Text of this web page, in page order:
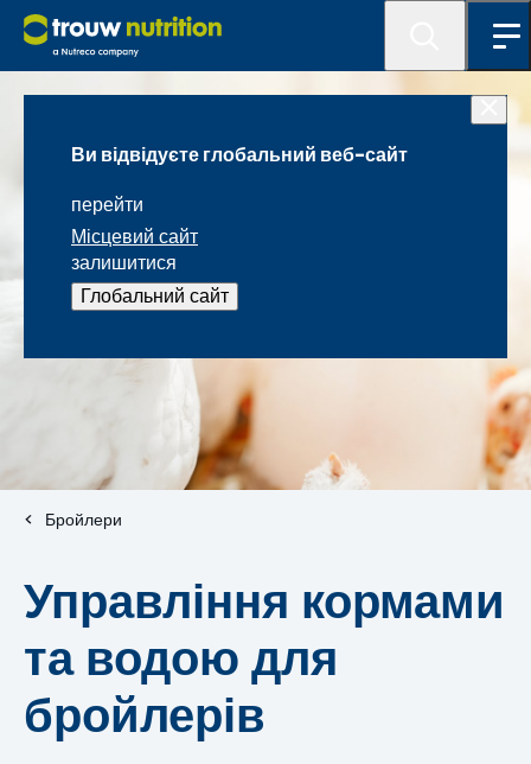
Ви відвідуєте глобальний веб-сайт
перейти
Місцевий сайт
залишитися
Глобальний сайт
Бройлери
Управління кормами
та водою для
бройлерів